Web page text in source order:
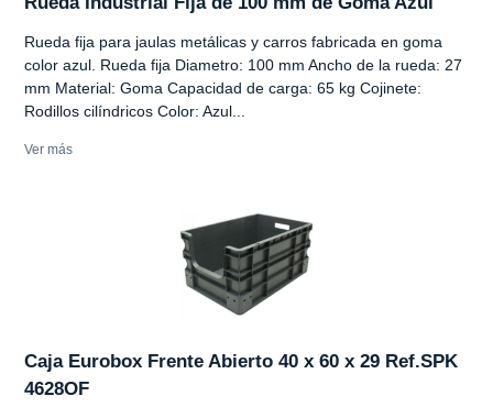
Rueda fija para jaulas metálicas y carros fabricada en goma
color azul. Rueda fija Diametro: 100 mm Ancho de la rueda: 27
mm Material: Goma Capacidad de carga: 65 kg Cojinete:
Rodillos cilíndricos Color: Azul...
Ver más
Caja Eurobox Frente Abierto 40 x 60 x 29 Ref.SPK
4628OF